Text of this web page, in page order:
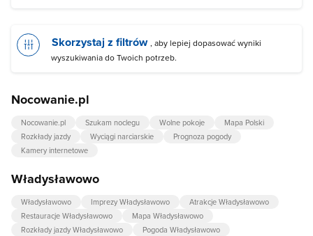
Skorzystaj z filtrów , aby lepiej dopasować wyniki
wyszukiwania do Twoich potrzeb.
Nocowanie.pl
Nocowanie.pl Szukam noclegu Wolne pokoje
Mapa Polski
Rozkłady jazdy
Wyciągi narciarskie
Prognoza pogody
Kamery internetowe
Władysławowo
Władysławowo Imprezy Władysławowo
Atrakcje Władysławowo
Restauracje Władysławowo
Mapa Władysławowo
Rozkłady jazdy Władysławowo
Pogoda Władysławowo